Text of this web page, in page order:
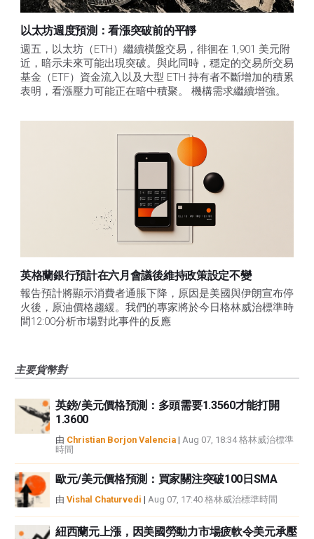
以太坊週度預測：看漲突破前的平靜
週五，以太坊（ETH）繼續橫盤交易，徘徊在 1,901 美元附
近，暗示未來可能出現突破。與此同時，穩定的交易所交易
基金（ETF）資金流入以及大型 ETH 持有者不斷增加的積累
表明，看漲壓力可能正在暗中積聚。 機構需求繼續增強。
英格蘭銀行預計在六月會議後維持政策設定不變
報告預計將顯示消費者通脹下降，原因是美國與伊朗宣布停
火後，原油價格趨緩。我們的專家將於今日格林威治標準時
間12:00分析市場對此事件的反應
主要貨幣對
英鎊/美元價格預測：多頭需要1.3560才能打開
1.3600
由 Christian Borjon Valencia | Aug 07, 18:34 格林威治標準
時間
歐元/美元價格預測：買家關注突破100日SMA
由 Vishal Chaturvedi | Aug 07, 17:40 格林威治標準時間
紐西蘭元上漲，因美國勞動力市場疲軟令美元承壓